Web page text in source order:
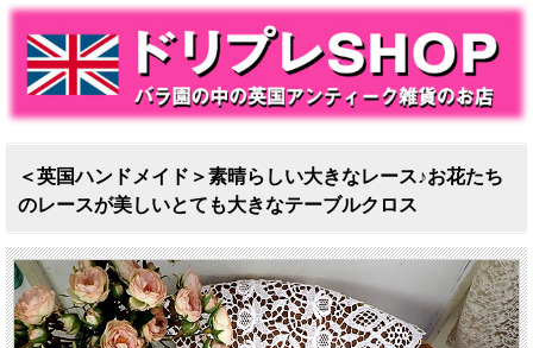
＜英国ハンドメイド＞素晴らしい大きなレース♪お花たち
のレースが美しいとても大きなテーブルクロス